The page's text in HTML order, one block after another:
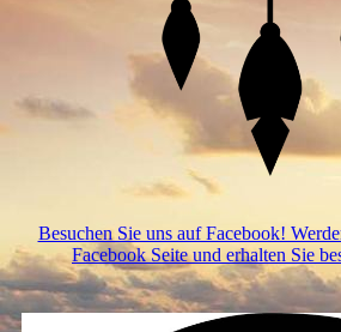
Besuchen Sie uns auf Facebook!
Facebook Seite und erhalten Sie